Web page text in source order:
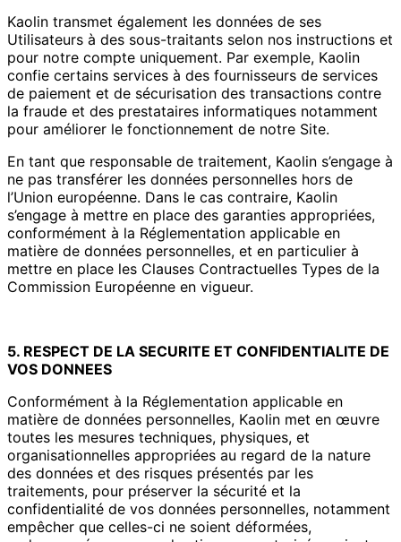
Kaolin transmet également les données de ses
Utilisateurs à des sous-traitants selon nos instructions et
pour notre compte uniquement. Par exemple, Kaolin
confie certains services à des fournisseurs de services
de paiement et de sécurisation des transactions contre
la fraude et des prestataires informatiques notamment
pour améliorer le fonctionnement de notre Site.
En tant que responsable de traitement, Kaolin s’engage à
ne pas transférer les données personnelles hors de
l’Union européenne. Dans le cas contraire, Kaolin
s’engage à mettre en place des garanties appropriées,
conformément à la Réglementation applicable en
matière de données personnelles, et en particulier à
mettre en place les Clauses Contractuelles Types de la
Commission Européenne en vigueur.
5. RESPECT DE LA SECURITE ET CONFIDENTIALITE DE
VOS DONNEES
Conformément à la Réglementation applicable en
matière de données personnelles, Kaolin met en œuvre
toutes les mesures techniques, physiques, et
organisationnelles appropriées au regard de la nature
des données et des risques présentés par les
traitements, pour préserver la sécurité et la
confidentialité de vos données personnelles, notamment
empêcher que celles-ci ne soient déformées,